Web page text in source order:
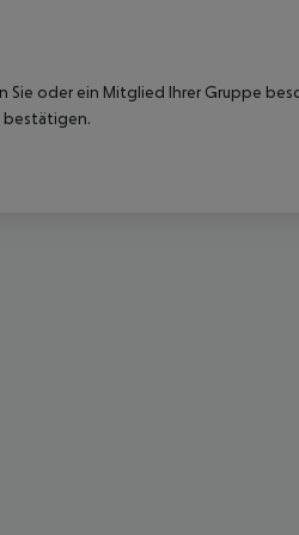
oder ein Mitglied Ihrer Gruppe
bestätigen.